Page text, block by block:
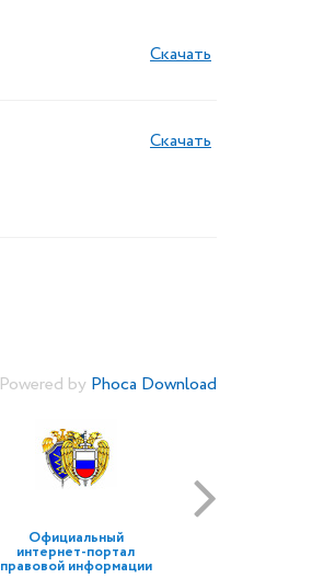
Скачать
Скачать
Powered by Phoca Download
Официальный
интернет-портал
правовой информации